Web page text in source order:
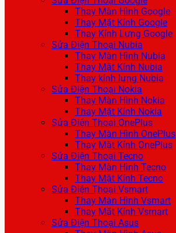
Thay Màn Hình Google
Thay Mặt Kính Google
Thay Kính Lưng Google
Sửa Điện Thoại Nubia
Thay Màn Hình Nubia
Thay Mặt Kính Nubia
Thay kính lưng Nubia
Sửa Điện Thoại Nokia
Thay Màn Hình Nokia
Thay Mặt Kính Nokia
Sửa Điện Thoại OnePlus
Thay Màn Hình OnePlus
Thay Mặt Kính OnePlus
Sửa Điện Thoại Tecno
Thay Màn Hình Tecno
Thay Mặt Kính Tecno
Sửa Điện Thoại Vsmart
Thay Màn Hình Vsmart
Thay Mặt Kính Vsmart
Sửa Điện Thoại Asus